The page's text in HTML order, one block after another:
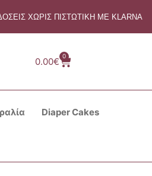
ΧΩΡΙΣ ΠΙΣΤΩΤΙΚΗ ΜΕ KLARNA
0.00€
0
Cart
Diaper Cakes